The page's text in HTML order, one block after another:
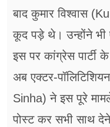
जॉब्स
शिक्षा
बाद कुमार विश्वास
कूद पड़े थे। उन्होंने
इस पर कांग्रेस पार्टी
अब एक्टर-
Sinha) ने इस पूरे
पोस्ट कर सभी साथ